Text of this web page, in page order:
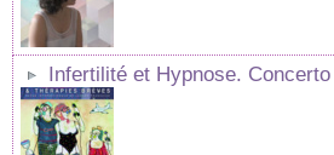
Infertilité et Hypnose.